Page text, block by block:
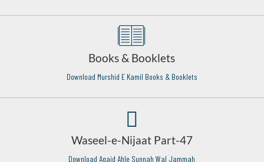
Books & Booklets
Download Murshid E Kamil Books & Booklets
Waseel-e-Nijaat Part-47
Download Aqaid Ahle Sunnah Wal Jammah